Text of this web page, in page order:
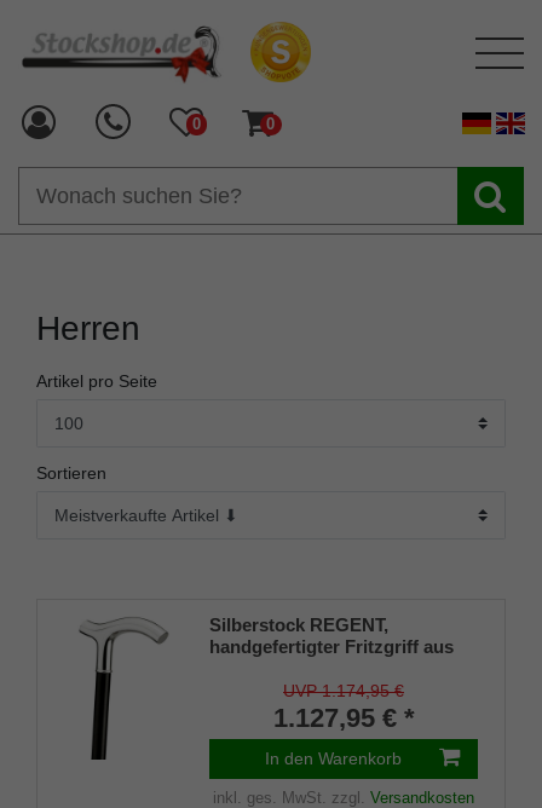
0 0
Herren
Artikel pro Seite
Sortieren
Silberstock REGENT,
handgefertigter Fritzgriff aus
mit Gravurplatten, Stock aus
echtem Makassar-Ebenholz,
Gummipuffer
UVP 1.174,95 €
1.127,95 € *
In den Warenkorb
inkl. ges. MwSt. zzgl. Versandkosten